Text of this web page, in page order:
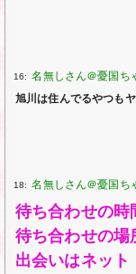
16:
旭川は住んでるやつも
18:
待ち合わせの時
待ち合わせの場
出会いはネット